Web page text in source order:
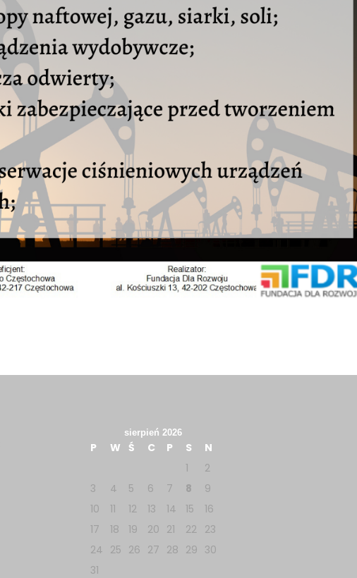
sierpień 2026
P W Ś C P S
N
1
2
3
4 5 6 7 8
9
10
11 12 13 14 15
16
17
18 19 20 21 22
23
24 25 26 27 28 29 30
31